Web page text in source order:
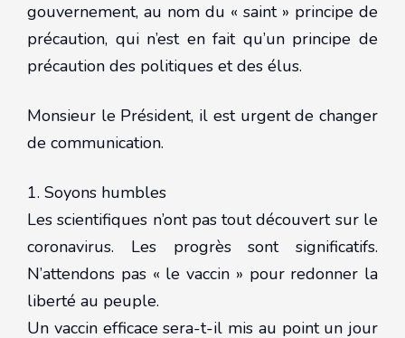
gouvernement, au nom du « saint » principe de
précaution, qui n’est en fait qu’un principe de
précaution des politiques et des élus.
Monsieur le Président, il est urgent de changer
de communication.
1. Soyons humbles
Les scientifiques n’ont pas tout découvert sur le
coronavirus. Les progrès sont significatifs.
N’attendons pas « le vaccin » pour redonner la
liberté au peuple.
Un vaccin efficace sera-t-il mis au point un jour